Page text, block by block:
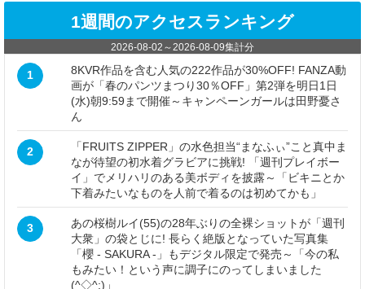
1週間のアクセスランキング
2026-08-02 ～2026-08-09集計分
1
8KVR作品を含む人気の222作品が30%OFF! FANZA動
画が「春のパンツまつり30％OFF」第2弾を明日1日
(水)朝9:59まで開催～キャンペーンガールは田野憂さ
ん
2
「FRUITS ZIPPER」の水色担当“まなふぃ”こと真中ま
なが待望の初水着グラビアに挑戦! 「週刊プレイボー
イ」でメリハリのある美ボディを披露～「ビキニとか
下着みたいなものを人前で着るのは初めてかも」
3
あの桜樹ルイ(55)の28年ぶりの全裸ショットが「週刊
大衆」の袋とじに! 長らく絶版となっていた写真集
「櫻 - SAKURA -」もデジタル限定で発売～「今の私
もみたい！という声に調子にのってしまいました
(^◇^;)」